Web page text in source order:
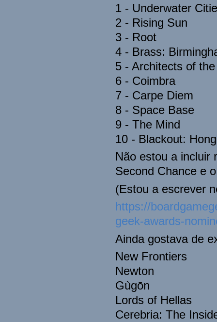
1 - Underwater
2 - Rising Sun
3 - Root
4 - Brass:
5 - Architects of
6 - Coimbra
7 - Carpe Diem
8 - Space Base
9 - The Mind
10 - Blackout:
Não estou a incluir
Second Chance e
(Estou a escrever
https://
geek-awards-
Ainda gostava de
New Frontiers
Newton
Gùgōn
Lords of Hellas
Cerebria: The